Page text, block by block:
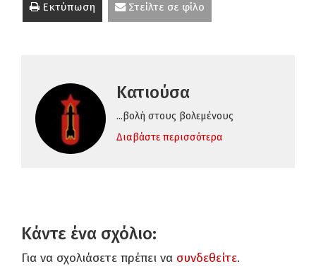
Εκτύπωση Στείλτε σε φίλο
Κατιούσα
...βολή στους βολεμένους
Διαβάστε περισσότερα
Κάντε ένα σχόλιο:
Για να σχολιάσετε πρέπει να συνδεθείτε.